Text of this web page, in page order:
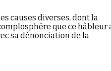
causes diverses, dont la
que ce hâbleur
sa dénonciation de la